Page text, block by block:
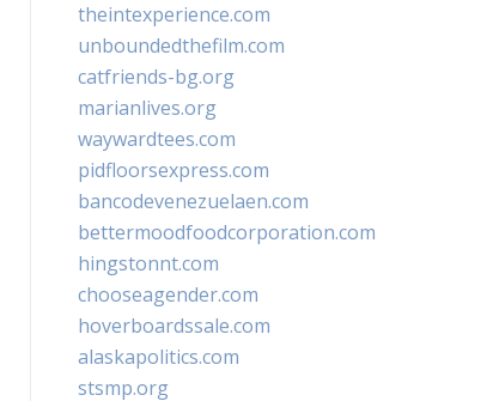
theintexperience.com
unboundedthefilm.com
catfriends-bg.org
marianlives.org
waywardtees.com
pidfloorsexpress.com
bancodevenezuelaen.com
bettermoodfoodcorporation.com
hingstonnt.com
chooseagender.com
hoverboardssale.com
alaskapolitics.com
stsmp.org